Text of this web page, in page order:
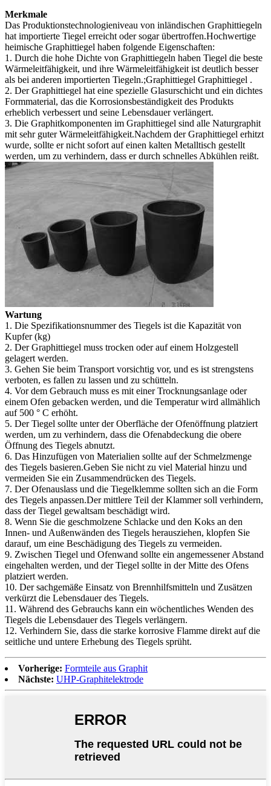
Merkmale
Das Produktionstechnologieniveau von inländischen Graphittiegeln
hat importierte Tiegel erreicht oder sogar übertroffen.Hochwertige
heimische Graphittiegel haben folgende Eigenschaften:
1. Durch die hohe Dichte von Graphittiegeln haben Tiegel die beste
Wärmeleitfähigkeit, und ihre Wärmeleitfähigkeit ist deutlich besser
als bei anderen importierten Tiegeln.;Graphittiegel Graphittiegel .
2. Der Graphittiegel hat eine spezielle Glasurschicht und ein dichtes
Formmaterial, das die Korrosionsbeständigkeit des Produkts
erheblich verbessert und seine Lebensdauer verlängert.
3. Die Graphitkomponenten im Graphittiegel sind alle Naturgraphit
mit sehr guter Wärmeleitfähigkeit.Nachdem der Graphittiegel erhitzt
wurde, sollte er nicht sofort auf einen kalten Metalltisch gestellt
werden, um zu verhindern, dass er durch schnelles Abkühlen reißt.
Wartung
1. Die Spezifikationsnummer des Tiegels ist die Kapazität von
Kupfer (kg)
2. Der Graphittiegel muss trocken oder auf einem Holzgestell
gelagert werden.
3. Gehen Sie beim Transport vorsichtig vor, und es ist strengstens
verboten, es fallen zu lassen und zu schütteln.
4. Vor dem Gebrauch muss es mit einer Trocknungsanlage oder
einem Ofen gebacken werden, und die Temperatur wird allmählich
auf 500 ° C erhöht.
5. Der Tiegel sollte unter der Oberfläche der Ofenöffnung platziert
werden, um zu verhindern, dass die Ofenabdeckung die obere
Öffnung des Tiegels abnutzt.
6. Das Hinzufügen von Materialien sollte auf der Schmelzmenge
des Tiegels basieren.Geben Sie nicht zu viel Material hinzu und
vermeiden Sie ein Zusammendrücken des Tiegels.
7. Der Ofenauslass und die Tiegelklemme sollten sich an die Form
des Tiegels anpassen.Der mittlere Teil der Klammer soll verhindern,
dass der Tiegel gewaltsam beschädigt wird.
8. Wenn Sie die geschmolzene Schlacke und den Koks an den
Innen- und Außenwänden des Tiegels herausziehen, klopfen Sie
darauf, um eine Beschädigung des Tiegels zu vermeiden.
9. Zwischen Tiegel und Ofenwand sollte ein angemessener Abstand
eingehalten werden, und der Tiegel sollte in der Mitte des Ofens
platziert werden.
10. Der sachgemäße Einsatz von Brennhilfsmitteln und Zusätzen
verkürzt die Lebensdauer des Tiegels.
11. Während des Gebrauchs kann ein wöchentliches Wenden des
Tiegels die Lebensdauer des Tiegels verlängern.
12. Verhindern Sie, dass die starke korrosive Flamme direkt auf die
seitliche und untere Erhebung des Tiegels sprüht.
Vorherige: Formteile aus Graphit
Nächste: UHP-Graphitelektrode